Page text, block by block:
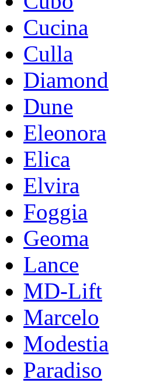
Cucina
Culla
Diamond
Dune
Eleonora
Elica
Elvira
Foggia
Geoma
Lance
MD-Lift
Marcelo
Modestia
Paradiso